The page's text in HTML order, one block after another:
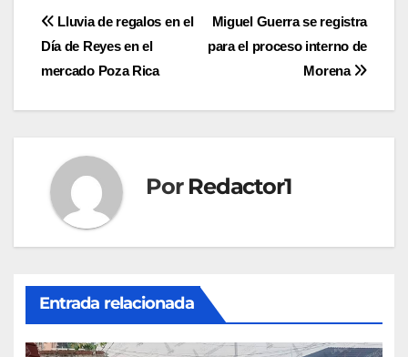
Navegación
de
entradas
Miguel Guerra se registra
para el proceso interno de
Morena
Lluvia de regalos en el
Día de Reyes en el
mercado Poza Rica
Por Redactor1
Entrada relacionada